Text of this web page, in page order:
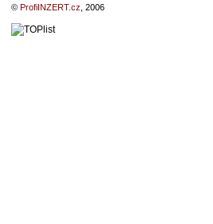
© ProfiINZERT.cz , 2006